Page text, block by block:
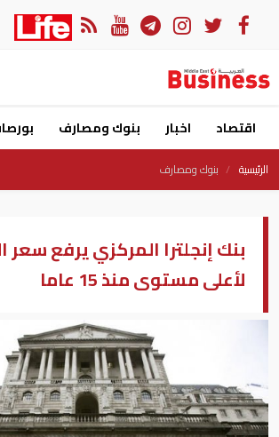
اقتصاد اخبار بنوك ومصارف
الرئيسية بنوك ومصارف
بنك إنجلترا المركزي يرفع سعر
لأعلى مستوى منذ 15 عاما